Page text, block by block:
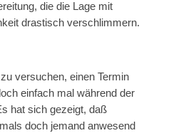
die die Lage mit
drastisch verschlimmern.
versuchen, einen Termin
einfach mal während der
hat sich gezeigt, daß
doch jemand anwesend